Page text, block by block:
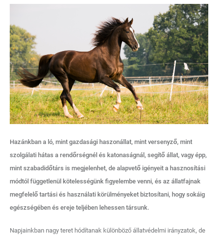
Hazánkban a ló, mint gazdasági haszonállat, mint versenyző, mint
szolgálati hátas a rendőrségnél és katonaságnál, segítő állat, vagy épp,
mint szabadidőtárs is megjelenhet, de alapvető igényeit a hasznosítási
módtól függetlenül kötelességünk figyelembe venni, és az állatfajnak
megfelelő tartási és használati körülményeket biztosítani, hogy sokáig
egészségében és ereje teljében lehessen társunk.
Napjainkban nagy teret hódítanak különböző állatvédelmi irányzatok, de